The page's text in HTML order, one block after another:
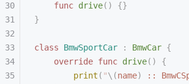
    func
drive()
{}
}
class BmwSportCar : BmwCar {
    override
func drive()
{
        print
( "\(name) ::